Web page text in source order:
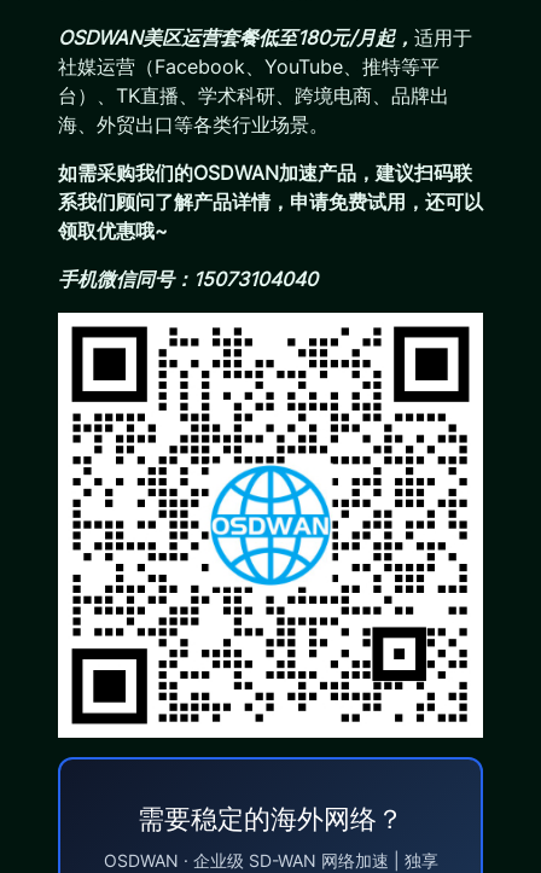
OSDWAN美区运营套餐低至180元/月起， 适用于
社媒运营（Facebook、YouTube、推特等平
台）、TK直播、学术科研、跨境电商、品牌出
海、外贸出口等各类行业场景。
如需采购我们的OSDWAN加速产品，建议扫码联
系我们顾问了解产品详情，申请免费试用，还可以
领取优惠哦~
手机微信同号：15073104040
需要稳定的海外网络？
OSDWAN · 企业级 SD-WAN 网络加速 | 独享